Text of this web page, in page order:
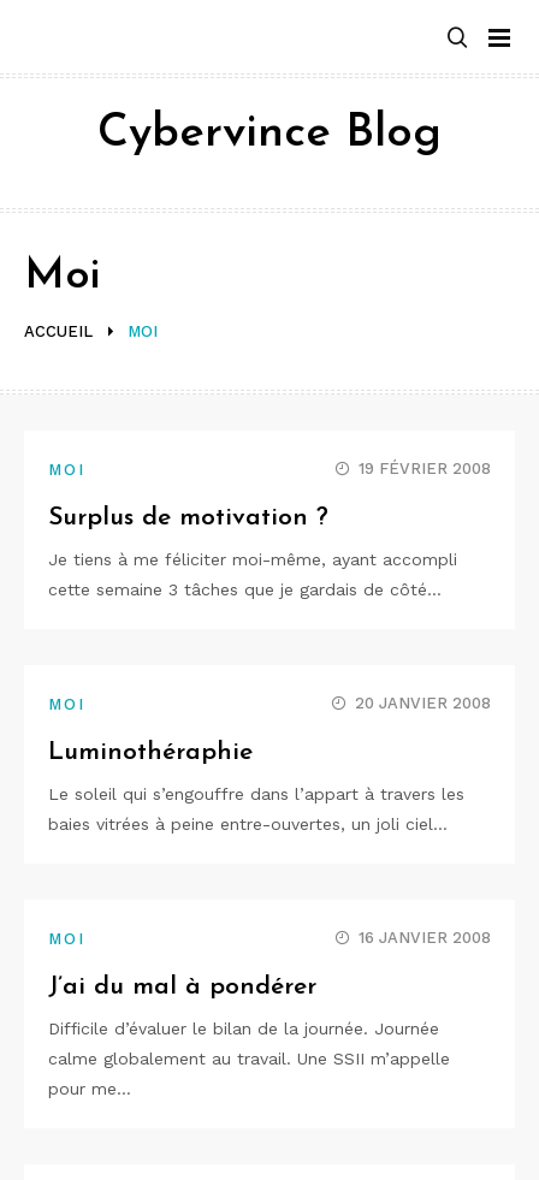
contenu
Cybervince Blog
ACCUEIL MOI
Moi
MOI 19 FÉVRIER 2008
Surplus de motivation ?
Je tiens à me féliciter moi-même, ayant accompli
cette semaine 3 tâches que je gardais de côté…
MOI 20 JANVIER 2008
Luminothéraphie
Le soleil qui s’engouffre dans l’appart à travers les
baies vitrées à peine entre-ouvertes, un joli ciel…
MOI 16 JANVIER 2008
J’ai du mal à pondérer
Difficile d’évaluer le bilan de la journée. Journée
calme globalement au travail. Une SSII m’appelle
pour me…